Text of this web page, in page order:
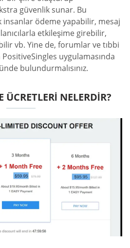
güvenlik sunar. Bu
insanlar ödeme yapabilir, mesaj
etkileşime girebilir,
vb. Yine de, forumlar ve tıbbi
uygulamasında
bulundurmalısınız.
ÜCRETLERI NELERDIR?